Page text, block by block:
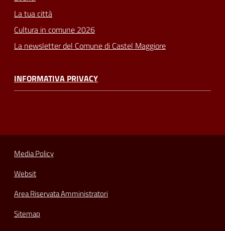
La tua città
Cultura in comune 2026
La newsletter del Comune di Castel Maggiore
INFORMATIVA PRIVACY
Media Policy
Websit
Area Riservata Amministratori
Sitemap